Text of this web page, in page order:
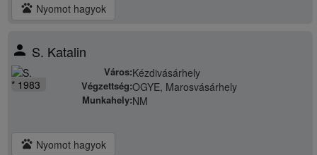
pets Nyomot hagyok
person S. Katalin
* 1983
Város:Kézdivásárhely
Végzettség:OGYE, Marosvásárhely
Munkahely:NM
pets Nyomot hagyok